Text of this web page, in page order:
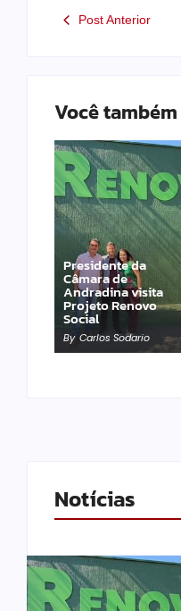
Post Anterior
Você
Presidente da
Câmara de
Andradina visita
Projeto Renovo
Social
By Carlos Sodario
Notícias